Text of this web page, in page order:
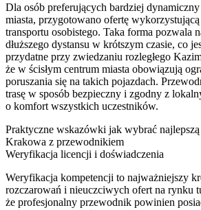
Dla osób preferujących bardziej
miasta, przygotowano ofertę
transportu osobistego. Taka forma pozwala
dłuższego dystansu w krótszym czasie, co
przydatne przy zwiedzaniu rozległego
że w ścisłym centrum miasta obowiązują
poruszania się na takich pojazdach.
trasę w sposób bezpieczny i zgodny z
o komfort wszystkich uczestników.
Praktyczne wskazówki jak wybrać
Krakowa z przewodnikiem
Weryfikacja licencji i doświadczenia
Weryfikacja kompetencji to najważniejszy
rozczarowań i nieuczciwych ofert na rynku
że profesjonalny przewodnik powinien